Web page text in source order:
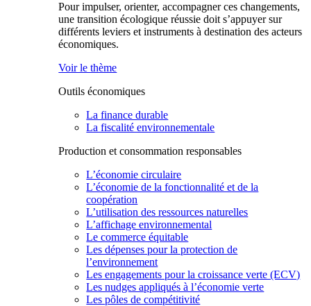
Pour impulser, orienter, accompagner ces changements,
une transition écologique réussie doit s’appuyer sur
différents leviers et instruments à destination des acteurs
économiques.
Voir le thème
Outils économiques
La finance durable
La fiscalité environnementale
Production et consommation responsables
L’économie circulaire
L’économie de la fonctionnalité et de la
coopération
L’utilisation des ressources naturelles
L’affichage environnemental
Le commerce équitable
Les dépenses pour la protection de
l’environnement
Les engagements pour la croissance verte (ECV)
Les nudges appliqués à l’économie verte
Les pôles de compétitivité